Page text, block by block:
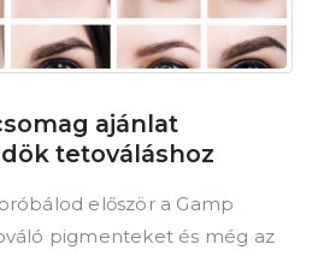
ajánlat
tetováláshoz
először a Gamp
pigmenteket és még az